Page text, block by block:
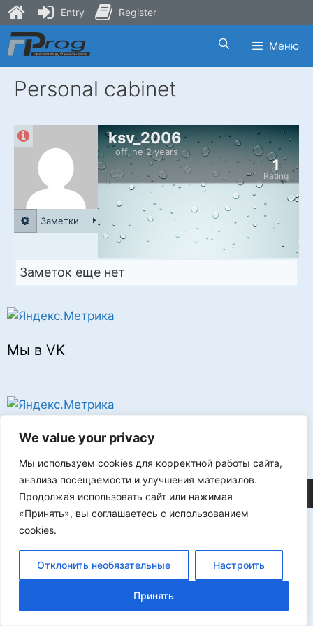
We value your privacy
Мы используем cookies для корректной работы сайта,
анализа посещаемости и улучшения материалов.
Продолжая использовать сайт или нажимая
«Принять», вы соглашаетесь с использованием
cookies.
Отклонить необязательные Настроить
Принять
Skip
to
content
Меню
Personal cabinet
ksv_2006
offline 2 years
Rating
1
Заметки
Заметок еще нет
Мы в VK
Реклама
©2026 FLProg
Entry Register